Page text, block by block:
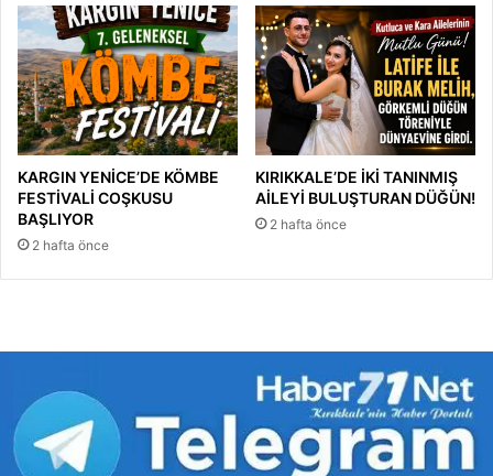
KARGIN YENİCE’DE KÖMBE
FESTİVALİ COŞKUSU
BAŞLIYOR
2 hafta önce
KIRIKKALE’DE İKİ TANINMIŞ
AİLEYİ BULUŞTURAN DÜĞÜN!
2 hafta önce